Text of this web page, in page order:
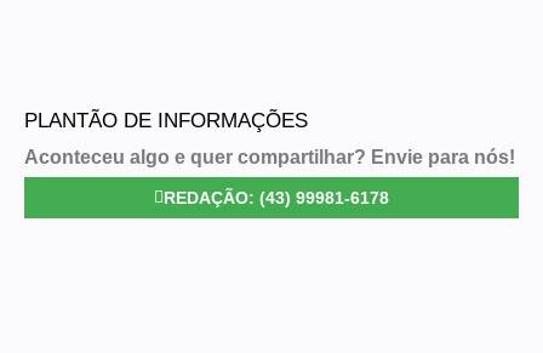
PLANTÃO DE INFORMAÇÕES
Aconteceu algo e quer compartilhar? Envie para nós!
REDAÇÃO: (43) 99981-6178